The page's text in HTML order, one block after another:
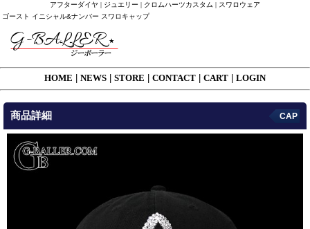
アフターダイヤ | ジュエリー | クロムハーツカスタム | スワロウェア
ゴースト イニシャル&ナンバー スワロキャップ
HOME NEWS STORE CONTACT CART LOGIN
商品詳細 CAP